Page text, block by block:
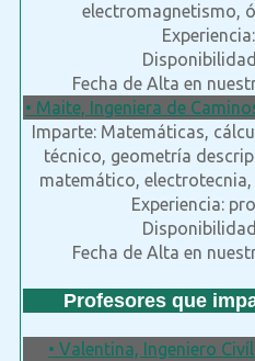
electromagnetismo,
Fecha de Alta en
• Maite, Ingeniera de
Imparte: Matemáticas,
técnico, geometría
matemático,
Experiencia:
Fecha de Alta en
Profesores que
• Valentina, Ingeniero